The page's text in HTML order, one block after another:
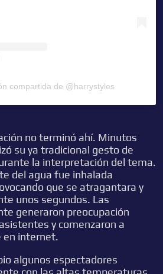
compartida de @harrystyles
no terminó ahí. Minutos
su ya tradicional gesto de
la interpretación del tema.
del agua fue inhalada
que se atragantara y
unos segundos. Las
generaron preocupación
y comenzaron a
en internet.
algunos espectadores